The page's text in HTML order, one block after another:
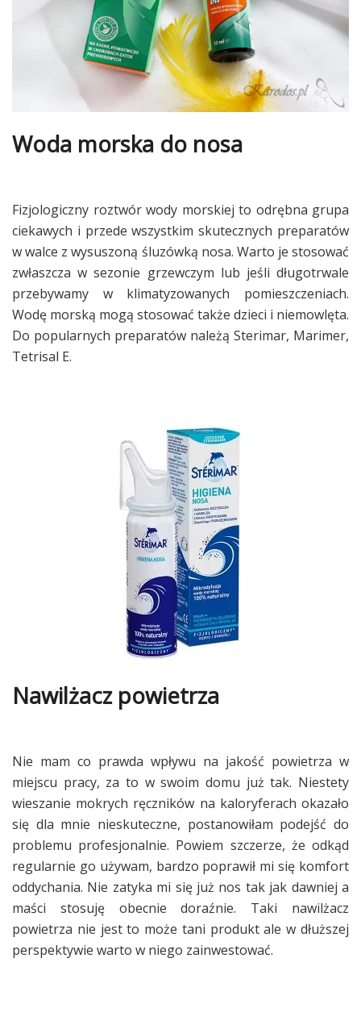
Woda morska do nosa
Fizjologiczny roztwór wody morskiej to odrębna grupa
ciekawych i przede wszystkim skutecznych preparatów
w walce z wysuszoną śluzówką nosa. Warto je stosować
zwłaszcza w sezonie grzewczym lub jeśli długotrwale
przebywamy w klimatyzowanych pomieszczeniach.
Wodę morską mogą stosować także dzieci i niemowlęta.
Do popularnych preparatów należą Sterimar, Marimer,
Tetrisal E.
Nawilżacz powietrza
Nie mam co prawda wpływu na jakość powietrza w
miejscu pracy, za to w swoim domu już tak. Niestety
wieszanie mokrych ręczników na kaloryferach okazało
się dla mnie nieskuteczne, postanowiłam podejść do
problemu profesjonalnie. Powiem szczerze, że odkąd
regularnie go używam, bardzo poprawił mi się komfort
oddychania. Nie zatyka mi się już nos tak jak dawniej a
maści stosuję obecnie doraźnie. Taki nawilżacz
powietrza nie jest to może tani produkt ale w dłuższej
perspektywie warto w niego zainwestować.